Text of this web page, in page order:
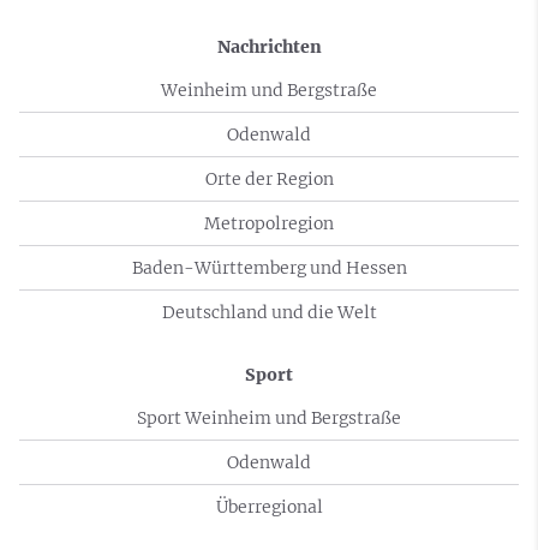
Nachrichten
Weinheim und Bergstraße
Odenwald
Orte der Region
Metropolregion
Baden-Württemberg und Hessen
Deutschland und die Welt
Sport
Sport Weinheim und Bergstraße
Odenwald
Überregional